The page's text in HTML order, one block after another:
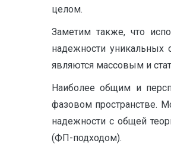
целом.
Заметим также, что
надежности уникальных
являются массовым и
Наиболее общим и
фазовом пространстве.
надежности с об­щей
(ФП-подходом).